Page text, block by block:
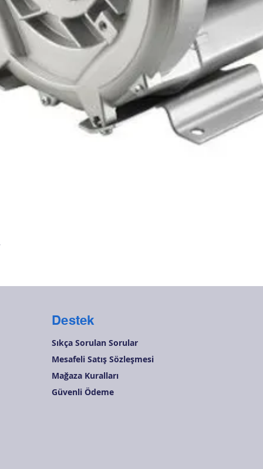
Destek
Sıkça Sorulan Sorular
Mesafeli Satış Sözleşmesi
Mağaza Kuralları
Güvenli Ödeme